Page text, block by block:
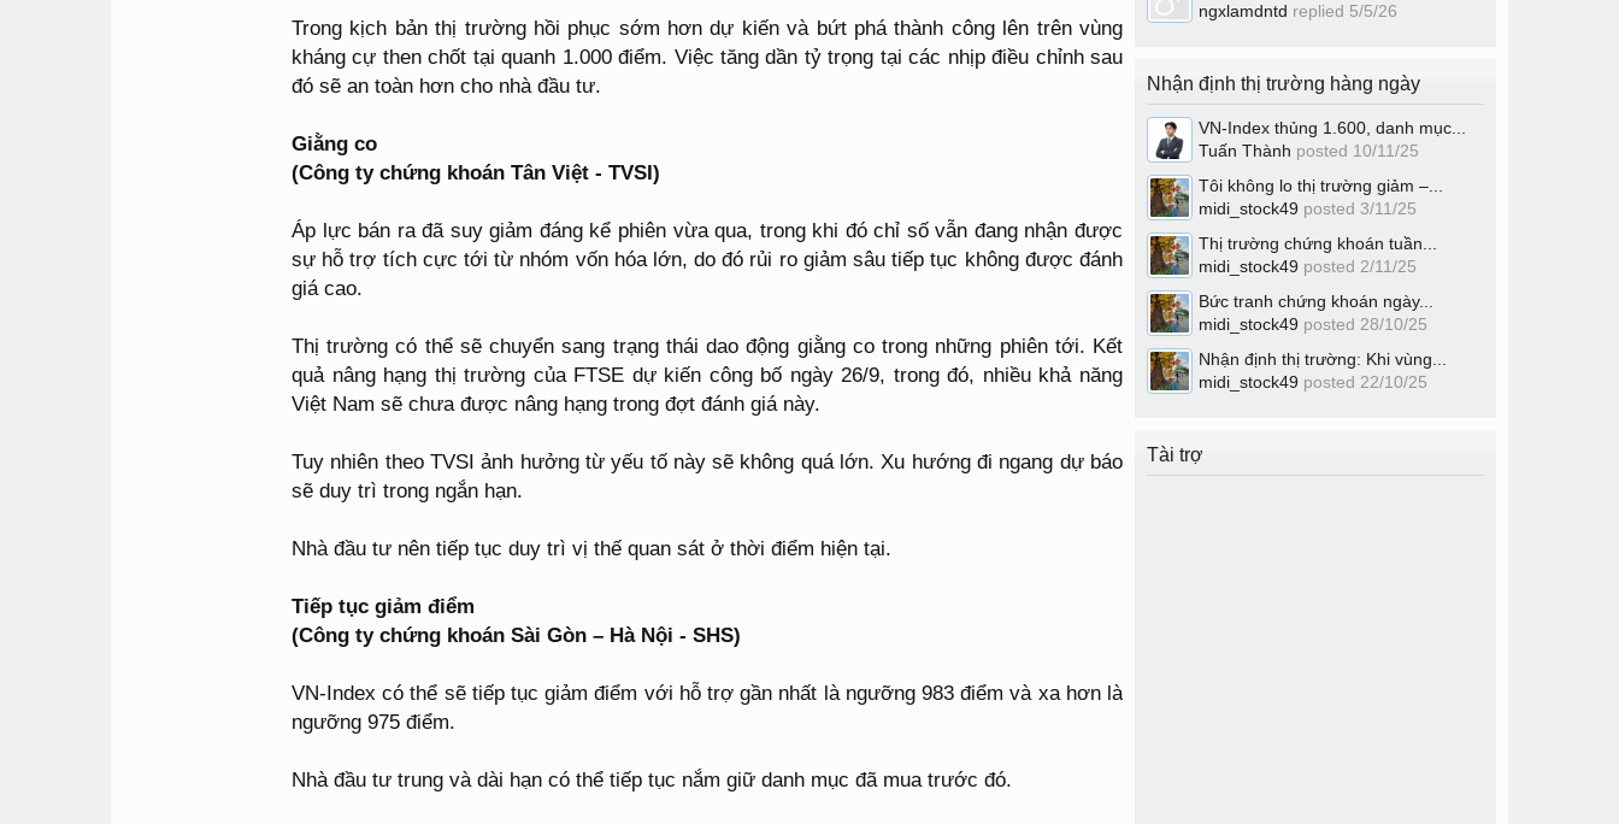
Trong kịch bản thị trường hồi phục sớm hơn dự kiến và bứt phá thành công lên trên vùng
kháng cự then chốt tại quanh 1.000 điểm. Việc tăng dần tỷ trọng tại các nhịp điều chỉnh sau
đó sẽ an toàn hơn cho nhà đầu tư.
Giằng co
(Công ty chứng khoán Tân Việt - TVSI)
Áp lực bán ra đã suy giảm đáng kể phiên vừa qua, trong khi đó chỉ số vẫn đang nhận được
sự hỗ trợ tích cực tới từ nhóm vốn hóa lớn, do đó rủi ro giảm sâu tiếp tục không được đánh
giá cao.
Thị trường có thể sẽ chuyển sang trạng thái dao động giằng co trong những phiên tới. Kết
quả nâng hạng thị trường của FTSE dự kiến công bố ngày 26/9, trong đó, nhiều khả năng
Việt Nam sẽ chưa được nâng hạng trong đợt đánh giá này.
Tuy nhiên theo TVSI ảnh hưởng từ yếu tố này sẽ không quá lớn. Xu hướng đi ngang dự báo
sẽ duy trì trong ngắn hạn.
Nhà đầu tư nên tiếp tục duy trì vị thế quan sát ở thời điểm hiện tại.
Tiếp tục giảm điểm
(Công ty chứng khoán Sài Gòn – Hà Nội - SHS)
VN-Index có thể sẽ tiếp tục giảm điểm với hỗ trợ gần nhất là ngưỡng 983 điểm và xa hơn là
ngưỡng 975 điểm.
Nhà đầu tư trung và dài hạn có thể tiếp tục nắm giữ danh mục đã mua trước đó.
ngxlamdntd replied 5/5/26
Nhận định thị trường hàng ngày
VN-Index thủng 1.600, danh mục...
Tuấn Thành posted 10/11/25
Tôi không lo thị trường giảm –...
midi_stock49 posted 3/11/25
Thị trường chứng khoán tuần...
midi_stock49 posted 2/11/25
Bức tranh chứng khoán ngày...
midi_stock49 posted 28/10/25
Nhận định thị trường: Khi vùng...
midi_stock49 posted 22/10/25
Tài trợ